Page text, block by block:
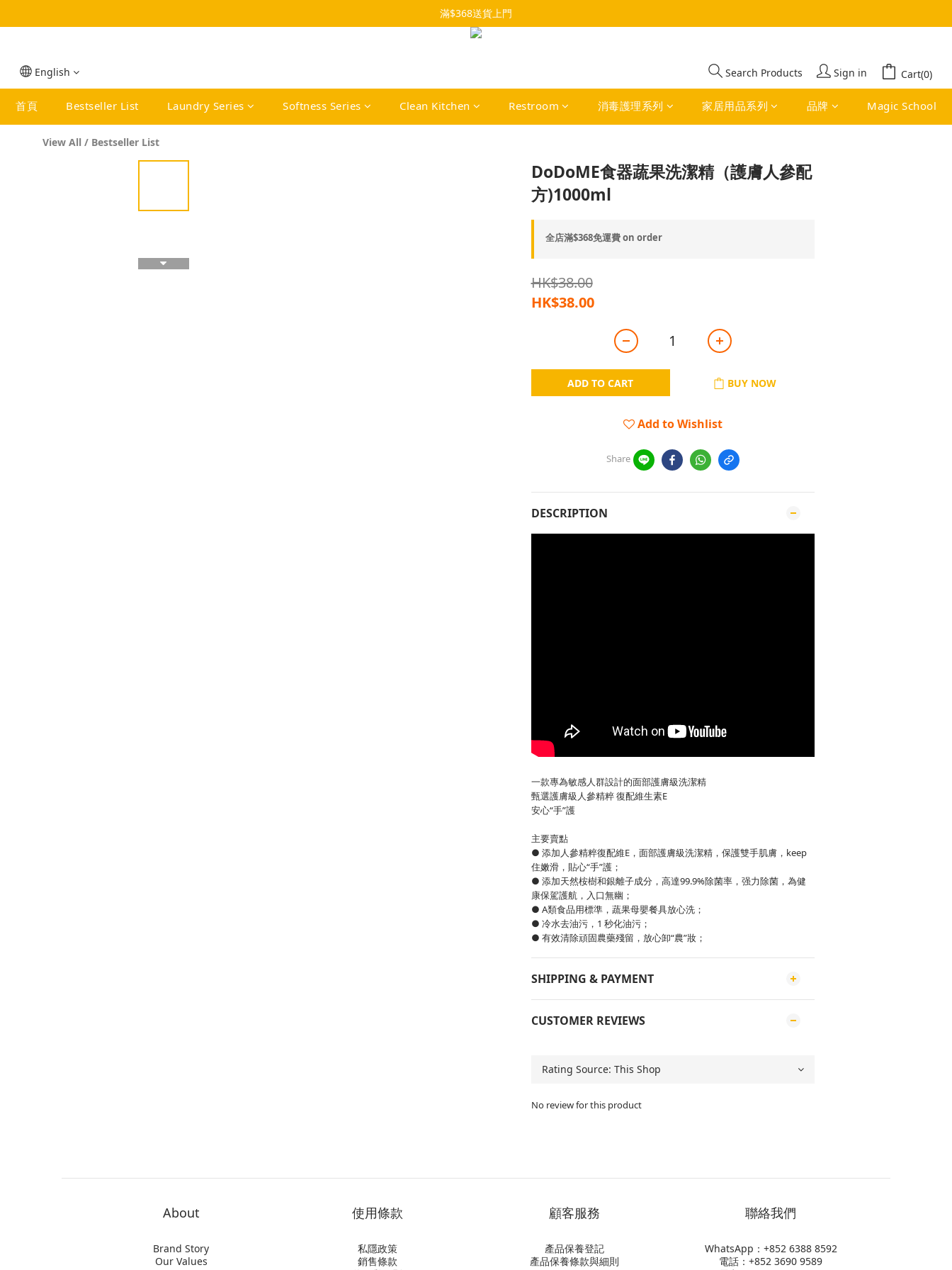
滿$368送貨上門
English Search Products Sign in Cart(0)
首頁 Bestseller List Laundry Series Softness Series Clean Kitchen Restroom 消毒護理系列 家居用品系列 品牌 Magic School
View All / Bestseller List
DoDoME食器蔬果洗潔精（護膚人參配
方)1000ml
全店滿$368免運費 on order
HK$38.00
HK$38.00
ADD TO CART BUY NOW
Add to Wishlist
Share
DESCRIPTION
一款專為敏感人群設計的面部護膚級洗潔精
甄選護膚級人參精粹 復配維生素E
安心“手”護
主要賣點
● 添加人參精粹復配維E，面部護膚級洗潔精，保護雙手肌膚，keep
住嫩滑，貼心“手”護；
● 添加天然桉樹和銀離子成分，高達99.9%除菌率，强力除菌，為健
康保駕護航，入口無幽；
● A類食品用標準，蔬果母嬰餐具放心洗；
● 冷水去油污，1 秒化油污；
● 有效清除頑固農藥殘留，放心卸“農”妝；
SHIPPING & PAYMENT
CUSTOMER REVIEWS
No review for this product
About
Brand Story
Our Values
使用條款
私隱政策
銷售條款
顧客服務
產品保養登記
產品保養條款與細則
聯絡我們
WhatsApp：+852 6388 8592
電話：+852 3690 9589